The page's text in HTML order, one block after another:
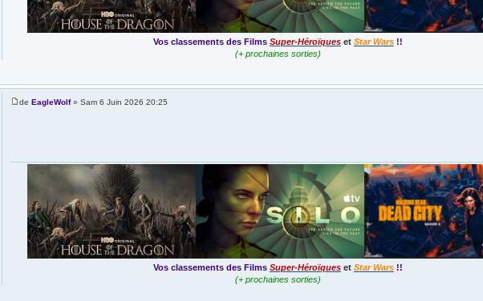
Vos classements des Films Super-Héroïques et Star Wars !!
(+ prochaines sorties)
de EagleWolf» Sam 6 Juin 2026 20:25
Vos classements des Films Super-Héroïques et Star Wars !!
(+ prochaines sorties)